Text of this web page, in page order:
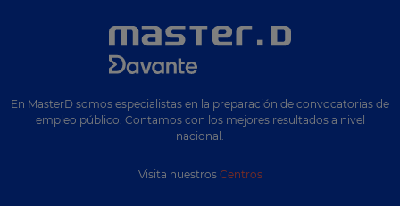
En MasterD somos especialistas en la preparación de convocatorias de
empleo público. Contamos con los mejores resultados a nivel
nacional.
Visita nuestros Centros